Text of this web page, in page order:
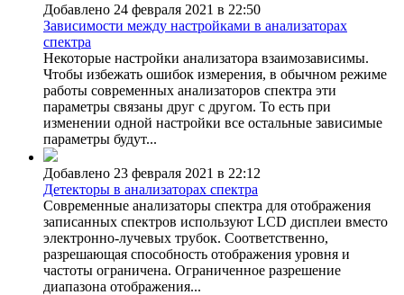
Добавлено 24 февраля 2021 в 22:50
Зависимости между настройками в анализаторах
спектра
Некоторые настройки анализатора взаимозависимы.
Чтобы избежать ошибок измерения, в обычном режиме
работы современных анализаторов спектра эти
параметры связаны друг с другом. То есть при
изменении одной настройки все остальные зависимые
параметры будут...
Добавлено 23 февраля 2021 в 22:12
Детекторы в анализаторах спектра
Современные анализаторы спектра для отображения
записанных спектров используют LCD дисплеи вместо
электронно-лучевых трубок. Соответственно,
разрешающая способность отображения уровня и
частоты ограничена. Ограниченное разрешение
диапазона отображения...